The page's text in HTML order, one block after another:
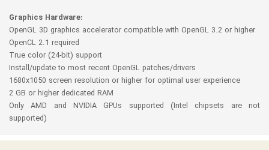
Graphics Hardware:
OpenGL 3D graphics accelerator compatible with OpenGL 3.2 or higher
OpenCL 2.1 required
True color (24-bit) support
Install/update to most recent OpenGL patches/drivers
1680x1050 screen resolution or higher for optimal user experience
2 GB or higher dedicated RAM
Only AMD and NVIDIA GPUs supported (Intel chipsets are not
supported)